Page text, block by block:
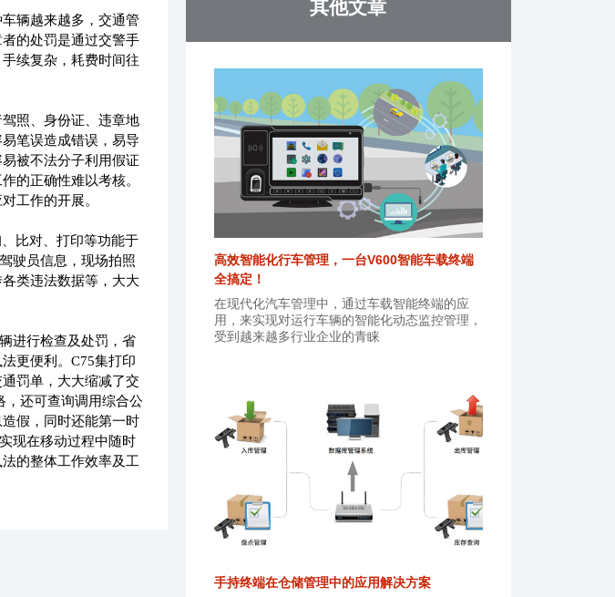
辆越来越多，交通管
的处罚是通过交警手
续复杂，耗费时间往
照、身份证、违章地
笔误造成错误，易导
被不法分子利用假证
的正确性难以考核。
工作的开展。
比对、打印等功能于
驶员信息，现场拍照
类违法数据等，大大
进行检查及处罚，省
更便利。C75集打印
罚单，大大缩减了交
，还可查询调用综合公
假，同时还能第一时
现在移动过程中随时
的整体工作效率及工
其他文章
高效智能化行车管理，一台V600智能车载终端
全搞定！
在现代化汽车管理中，通过车载智能终端的应
用，来实现对运行车辆的智能化动态监控管理，
受到越来越多行业企业的青睐
手持终端在仓储管理中的应用解决方案